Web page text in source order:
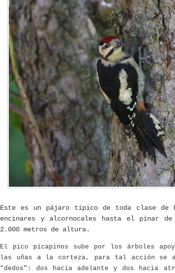
Este es un pájaro típico de toda clase de
encinares y alcornocales hasta el pinar
2.000 metros de altura.
El pico picapinos sube por los árboles
las uñas a la corteza, para tal acción se
"dedos": dos hacia adelante y dos hacia